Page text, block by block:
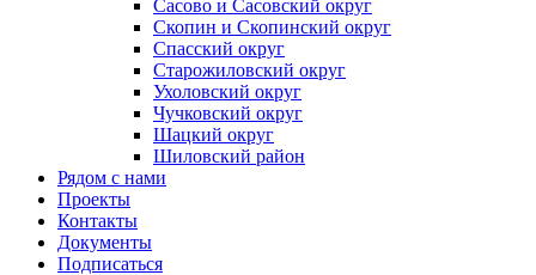
Сасово и Сасовский округ
Скопин и Скопинский округ
Спасский округ
Старожиловский округ
Ухоловский округ
Чучковский округ
Шацкий округ
Шиловский район
Рядом с нами
Проекты
Контакты
Документы
Подписаться